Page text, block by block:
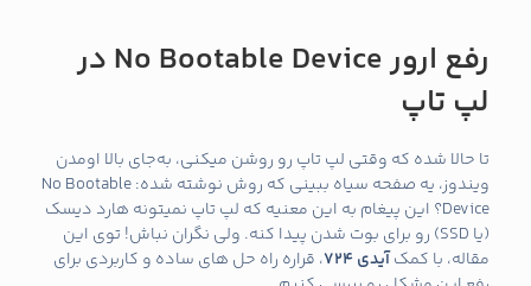
رفع ارور No Bootable Device در
لپ‌ تاپ
تا حالا شده که وقتی لپ‌ تاپ رو روشن میکنی، به‌جای بالا اومدن
ویندوز، یه صفحه سیاه ببینی که روش نوشته شده: No Bootable
Device؟ این پیغام به این معنیه که لپ‌ تاپ نمیتونه هارد دیسک
(یا SSD) رو برای بوت شدن پیدا کنه. ولی نگران نباش! توی این
مقاله، با کمکآیدی 724
، قراره راه‌ حل‌ های ساده و کاربردی برای